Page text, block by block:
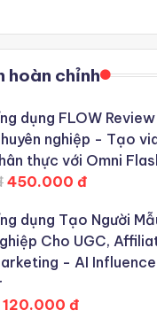
hoàn chỉnh
dụng FLOW
nghiệp - Tạo
thực với Omni
450.000 đ
dụng Tạo Người
Cho UGC,
- AI
120.000 đ